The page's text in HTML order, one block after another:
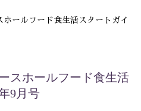
ホールフード食生活スタートガイ
スホールフード食生活
9月号